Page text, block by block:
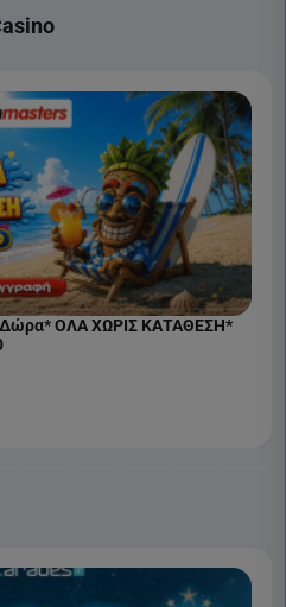
Δώρα* ΟΛΑ ΧΩΡΙΣ ΚΑΤΑΘΕΣΗ*